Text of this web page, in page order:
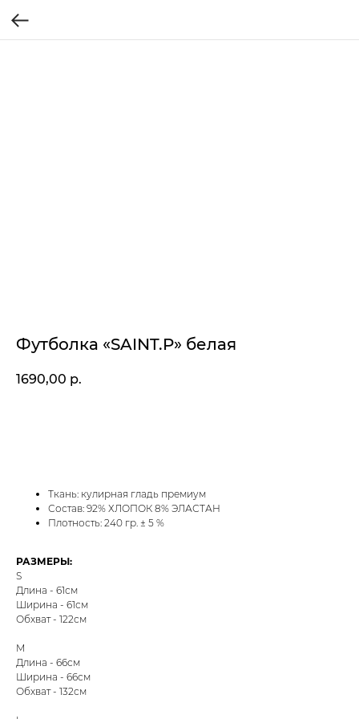
Футболка «SAINT.P» белая
1690,00 р.
Ткань: кулирная гладь премиум
Состав: 92% ХЛОПОК 8% ЭЛАСТАН
Плотность: 240 гр. ± 5 %
РАЗМЕРЫ:
S
Длина - 61см
Ширина - 61см
Обхват - 122см
M
Длина - 66см
Ширина - 66см
Обхват - 132см